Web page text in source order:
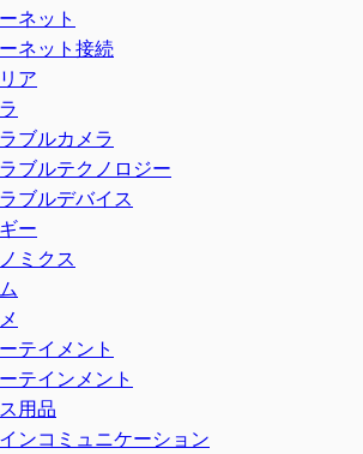
ネット
ネット接続
ア
ブルカメラ
ブルテクノロジー
ブルデバイス
ー
ミクス
テイメント
テインメント
用品
ンコミュニケーション